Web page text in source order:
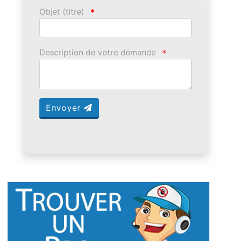
Objet (titre) *
Description de votre demande *
Envoyer